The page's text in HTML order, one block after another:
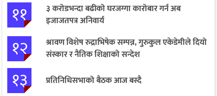
११
३ करोडभन्दा बढीको घरजग्गा कारोबार गर्न अब
इजाजतपत्र अनिवार्य
१२
श्रावण विशेष रुद्राभिषेक सम्पन्न, गुरुकुल एकेडेमीले दियो
संस्कार र नैतिक शिक्षाको सन्देश
१३ प्रतिनिधिसभाको बैठक आज बस्दै